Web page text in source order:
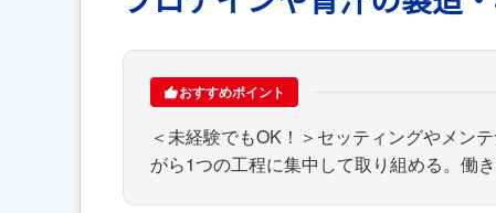
おすすめポイント
＜未経験でもOK！＞セッティングやメン
がら1つの工程に集中して取り組める。働